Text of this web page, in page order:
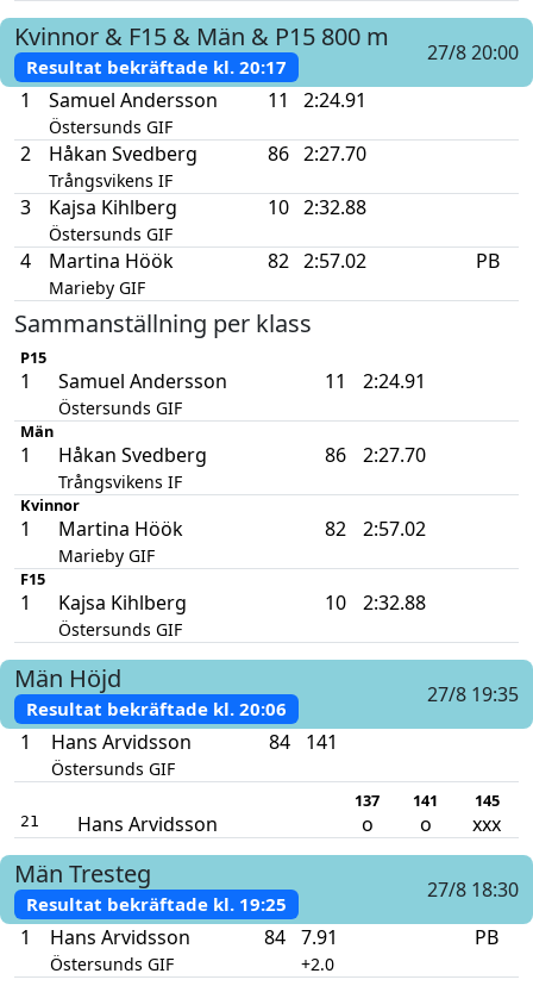
Kvinnor & F15 & Män & P15 800 m
Resultat bekräftade kl.20:17
27/8 20:00
1
Samuel Andersson
Östersunds GIF
11 2:24.91
2 Håkan Svedberg
Trångsvikens IF
86 2:27.70
3 Kajsa Kihlberg
Östersunds GIF
10 2:32.88
4 Martina Höök
Marieby GIF
82 2:57.02 PB
Sammanställning per klass
P15
1 Samuel Andersson
Östersunds GIF
11 2:24.91
Män
1 Håkan Svedberg
Trångsvikens IF
86 2:27.70
Kvinnor
1 Martina Höök
Marieby GIF
82 2:57.02
F15
1 Kajsa Kihlberg
Östersunds GIF
10 2:32.88
Män Höjd
Resultat bekräftade kl.20:06
27/8 19:35
1
Hans Arvidsson
Östersunds GIF
84 141
137 141 145
21 Hans Arvidsson o o xxx
Män Tresteg
Resultat bekräftade kl.19:25
27/8 18:30
1
Hans Arvidsson
Östersunds GIF
84 7.91
+2.0
PB